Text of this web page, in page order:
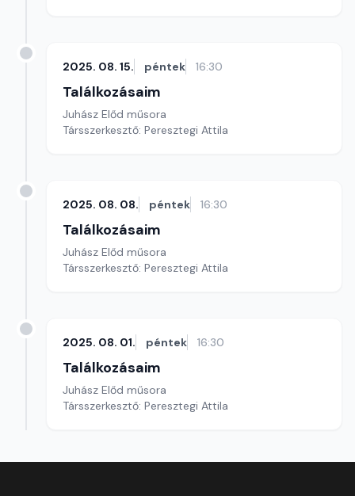
2025. 08. 15. péntek 16:30
Találkozásaim
Juhász Előd műsora
Társszerkesztő: Peresztegi Attila
2025. 08. 08. péntek 16:30
Találkozásaim
Juhász Előd műsora
Társszerkesztő: Peresztegi Attila
2025. 08. 01. péntek 16:30
Találkozásaim
Juhász Előd műsora
Társszerkesztő: Peresztegi Attila